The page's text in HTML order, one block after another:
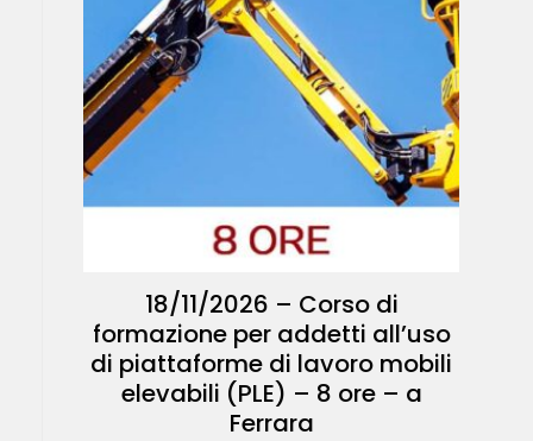
18/11/2026 – Corso di
formazione per addetti all’uso
di piattaforme di lavoro mobili
elevabili (PLE) – 8 ore – a
Ferrara